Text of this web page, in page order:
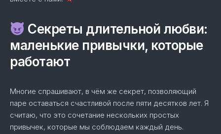
Секреты длительной любви:
маленькие привычки, которые
работают
Многие спрашивают, в чём же секрет, позволяющий
паре оставаться счастливой после пяти десятков лет. Я
считаю, что это сочетание нескольких простых
привычек, которые мы соблюдаем каждый день.